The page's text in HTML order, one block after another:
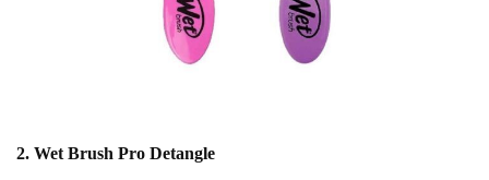
2. Wet Brush Pro Detangle